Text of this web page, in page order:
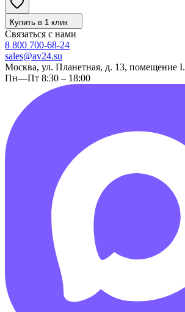
Купить в 1 клик
Связаться с нами
8 800 700-68-24
sales@av24.su
Москва, ул. Планетная, д. 13, помещение I.
Пн—Пт 8:30 – 18:00